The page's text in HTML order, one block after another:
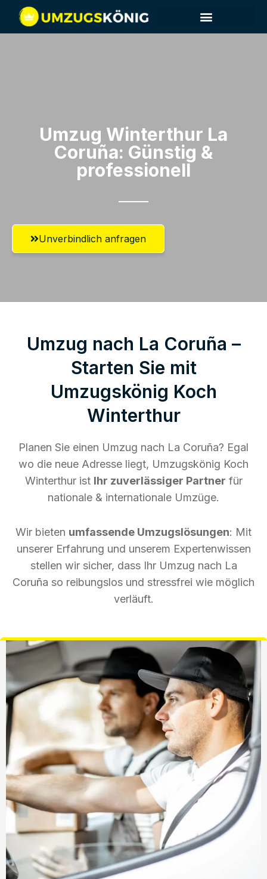
Umzug Winterthur​ La
Coruña: Günstig &
professionell​
Unverbindlich anfragen
Umzug nach La Coruña –
Starten Sie mit
Umzugskönig Koch
Winterthur
Planen Sie einen Umzug nach La Coruña? Egal
wo die neue Adresse liegt, Umzugskönig Koch
Winterthur ist Ihr zuverlässiger Partner für
nationale & internationale Umzüge.
Wir bieten umfassende Umzugslösungen: Mit
unserer Erfahrung und unserem Expertenwissen
stellen wir sicher, dass Ihr Umzug nach La
Coruña so reibungslos und stressfrei wie möglich
verläuft.